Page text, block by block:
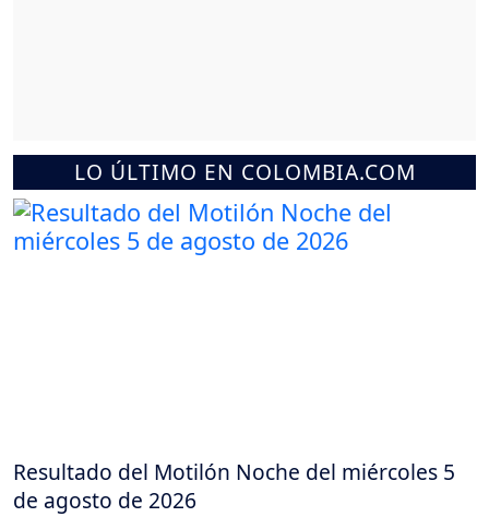
LO ÚLTIMO EN COLOMBIA.COM
Resultado del Motilón Noche del miércoles 5
de agosto de 2026